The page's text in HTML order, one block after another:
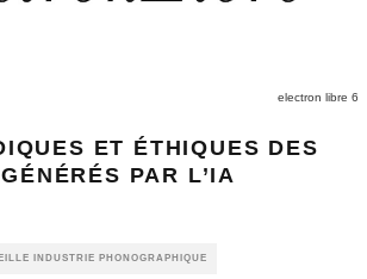
electron libre 6
ET ÉTHIQUES DES
PAR L’IA
INDUSTRIE PHONOGRAPHIQUE